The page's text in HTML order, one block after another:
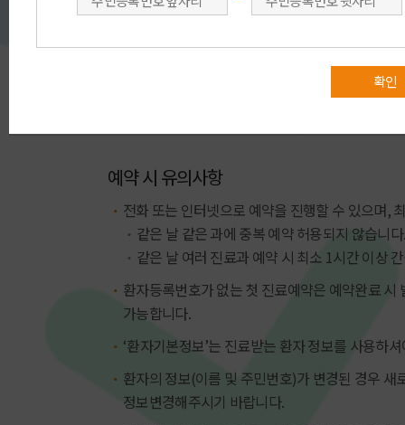
회원가입 없이 이름, 연락처(휴대전화)를
회원가입을
회원예
예약 시 유의사항
전화 또는 인터넷으로 예약을 진행할 수 있으며,
같은 날 같은 과에 중복 예약 허용되지 않습니
같은 날 여러 진료과 예약 시 최소 1시간 이상
환자등록번호가 없는 첫 진료예약은 예약완료
가능합니다.
‘환자기본정보’는 진료받는 환자 정보를 사용하
환자의 정보(이름 및 주민번호)가 변경된 경우
정보변경해주시기 바랍니다.